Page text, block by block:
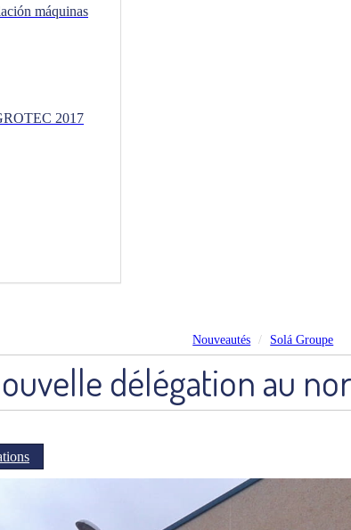
máquinas
2017
Nouveautés Solá Groupe
délégation au